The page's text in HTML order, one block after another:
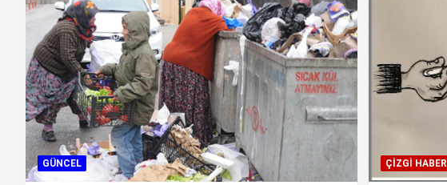
GÜNCEL ÇİZGİ HABER